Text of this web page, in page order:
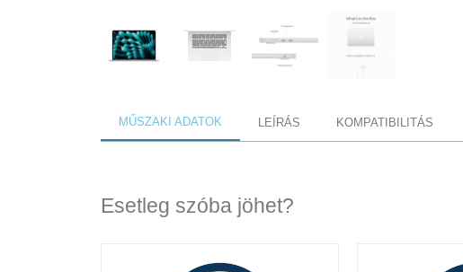
MŰSZAKI ADATOK LEÍRÁS KOMPATIBILITÁS
Esetleg szóba jöhet?